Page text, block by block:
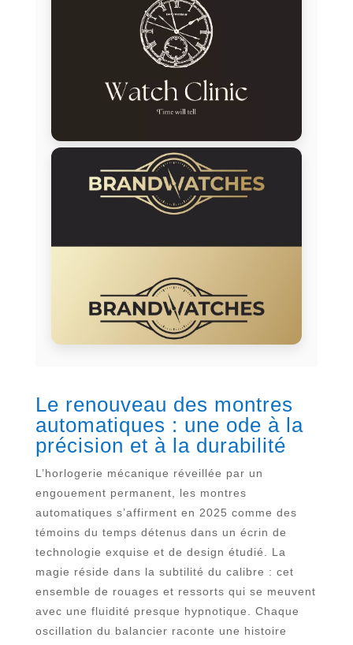
Le renouveau des montres
automatiques : une ode à la
précision et à la durabilité
L’horlogerie mécanique réveillée par un
engouement permanent, les montres
automatiques s’affirment en 2025 comme des
témoins du temps détenus dans un écrin de
technologie exquise et de design étudié. La
magie réside dans la subtilité du calibre : cet
ensemble de rouages et ressorts qui se meuvent
avec une fluidité presque hypnotique. Chaque
oscillation du balancier raconte une histoire